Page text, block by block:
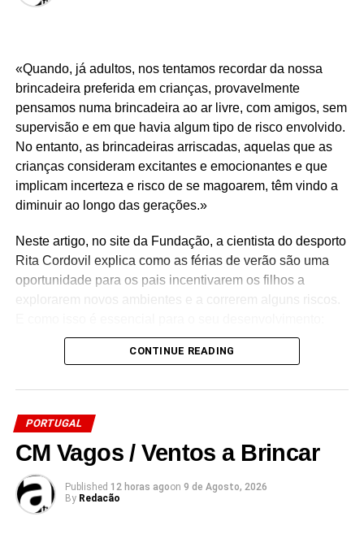
Source link
Facebook
Mastodon
EmailShare
RELATED TOPICS:
UP NEXT
CIIMAR assina manifesto para proteger florestas
marinhas portuguesas
Comercial do Porto
«Quando, já adultos, nos tentamos recordar da nossa
brincadeira preferida em crianças, provavelmente
pensamos numa brincadeira ao ar livre, com amigos, sem
supervisão e em que havia algum tipo de risco envolvido.
No entanto, as brincadeiras arriscadas, aquelas que as
crianças consideram excitantes e emocionantes e que
implicam incerteza e risco de se magoarem, têm vindo a
diminuir ao longo das gerações.»
Neste artigo, no site da Fundação, a cientista do desporto
Rita Cordovil explica como as férias de verão são uma
oportunidade para os pais incentivarem os filhos a
explorarem novos ambientes e a correrem alguns riscos.
https://ffms.pt/pt-pt/atualmentes/criancas-devem-
aproveitar-o-verao-para-explorar-e-arriscar
Link no Facebook
Facebook
Mastodon
EmailShare
CONTINUE READING
PORTUGAL
CM Vagos / Ventos a Brincar
Published 12 horas agoon 9 de Agosto, 2026
By Redacão